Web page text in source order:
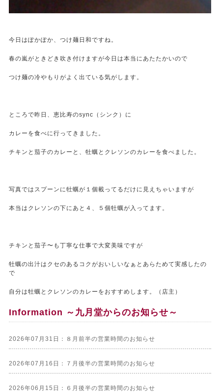
今日はぽかぽか、つけ麺日和ですね。
春の嵐がときどき吹き付けますが今日は本当にあたたかいので
つけ麺の冷やもりがよく出ている気がします。
ところで昨日、恵比寿のsync（シンク）に
カレーを食べに行ってきました。
チキンと茄子のカレーと、牡蠣とクレソンのカレーを食べました。
写真ではスプーンに牡蠣が１個載ってるだけに見えちゃいますが
本当はクレソンの下にあと４、５個牡蠣が入ってます。
チキンと茄子〜も丁寧な仕事で大変美味ですが
牡蠣の出汁はクセのあるコクがおいしいなぁとあらためて実感したの
で
自分は牡蠣とクレソンのカレーをおすすめします。（店主）
Information ～九月堂からのお知らせ～
2026年07月31日：８月前半の営業時間のお知らせ
2026年07月16日：７月後半の営業時間のお知らせ
2026年06月15日：６月後半の営業時間のお知らせ